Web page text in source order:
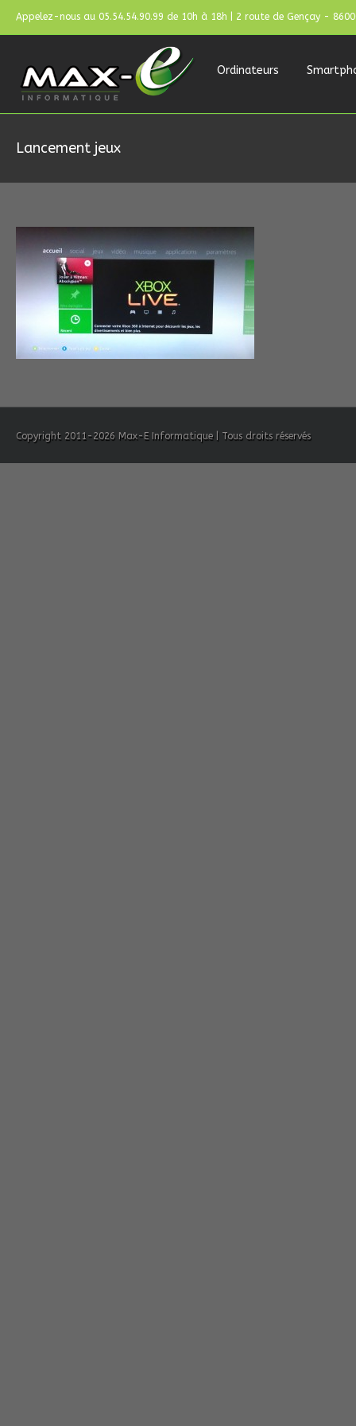
Appelez-nous au 05.54.54.90.99 de 10h à 18h | 2 route de Gençay -
Ordinateurs
Lancement jeux
Copyright 2011-2026 Max-E Informatique | Tous droits réservés